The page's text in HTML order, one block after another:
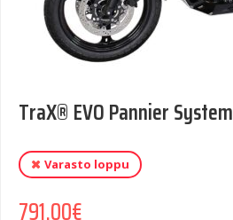
TraX® EVO Pannier System
Varasto loppu
791,00€